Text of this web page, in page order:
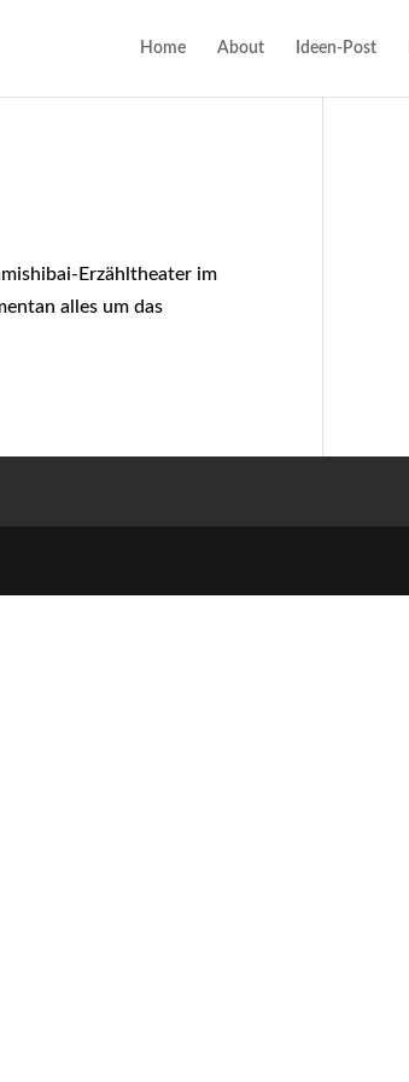
Home About Ideen-Post
Erzähltheater im
alles um das